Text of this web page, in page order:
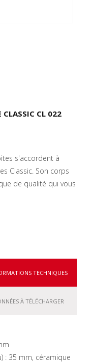
CLASSIC CL 022
s'accordent à
Classic. Son corps
de qualité qui vous
TECHNIQUES
À TÉLÉCHARGER
: 35 mm, céramique